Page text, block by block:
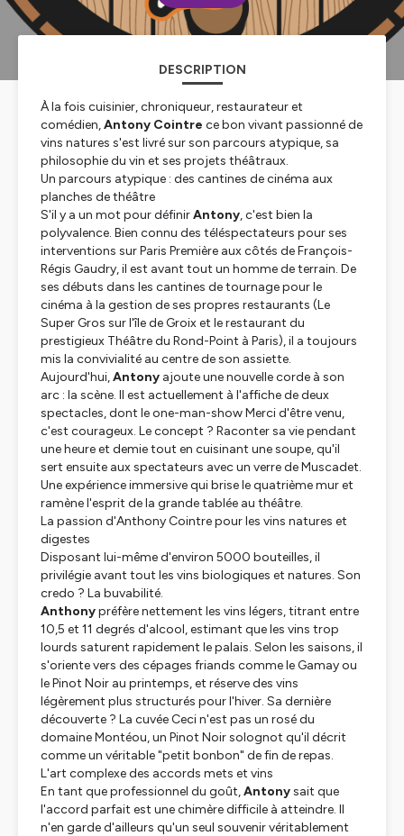
DESCRIPTION
À la fois cuisinier, chroniqueur, restaurateur et
comédien,Antony Cointre ce bon vivant passionné de
vins natures s'est livré sur son parcours atypique, sa
philosophie du vin et ses projets théâtraux.
Un parcours atypique : des cantines de cinéma aux
planches de théâtre
S'il y a un mot pour définirAntony, c'est bien la
polyvalence. Bien connu des téléspectateurs pour ses
interventions sur Paris Première aux côtés de François-
Régis Gaudry, il est avant tout un homme de terrain. De
ses débuts dans les cantines de tournage pour le
cinéma à la gestion de ses propres restaurants (Le
Super Gros sur l'île de Groix et le restaurant du
prestigieux Théâtre du Rond-Point à Paris), il a toujours
mis la convivialité au centre de son assiette.
Aujourd'hui,Antony ajoute une nouvelle corde à son
arc : la scène. Il est actuellement à l'affiche de deux
spectacles, dont le one-man-showMerci d'être venu,
c'est courageux. Le concept ? Raconter sa vie pendant
une heure et demie tout en cuisinant une soupe, qu'il
sert ensuite aux spectateurs avec un verre de Muscadet.
Une expérience immersive qui brise le quatrième mur et
ramène l'esprit de la grande tablée au théâtre.
La passion d'Anthony Cointre pour les vins natures et
digestes
Disposant lui-même d'environ 5000 bouteilles, il
privilégie avant tout les vins biologiques et natures. Son
credo ? La buvabilité.
Anthonypréfère nettement les vins légers, titrant entre
10,5 et 11 degrés d'alcool, estimant que les vins trop
lourds saturent rapidement le palais. Selon les saisons, il
s'oriente vers des cépages friands comme le Gamay ou
le Pinot Noir au printemps, et réserve des vins
légèrement plus structurés pour l'hiver. Sa dernière
découverte ? La cuvée Ceci n'est pas un rosédu
domaine Montéou, un Pinot Noir solognot qu'il décrit
comme un véritable "petit bonbon" de fin de repas.
L'art complexe des accords mets et vins
En tant que professionnel du goût,Antonysait que
l'accord parfait est une chimère difficile à atteindre. Il
n'en garde d'ailleurs qu'un seul souvenir véritablement